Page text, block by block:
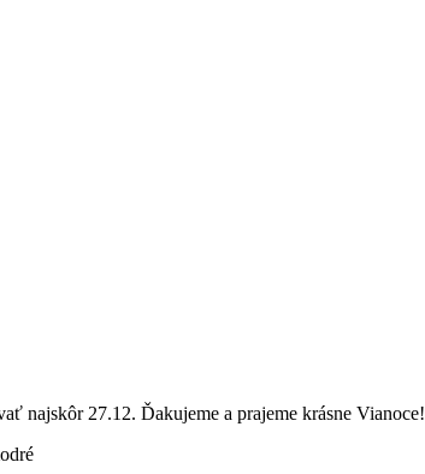
najskôr 27.12. Ďakujeme a prajeme krásne Vianoce!